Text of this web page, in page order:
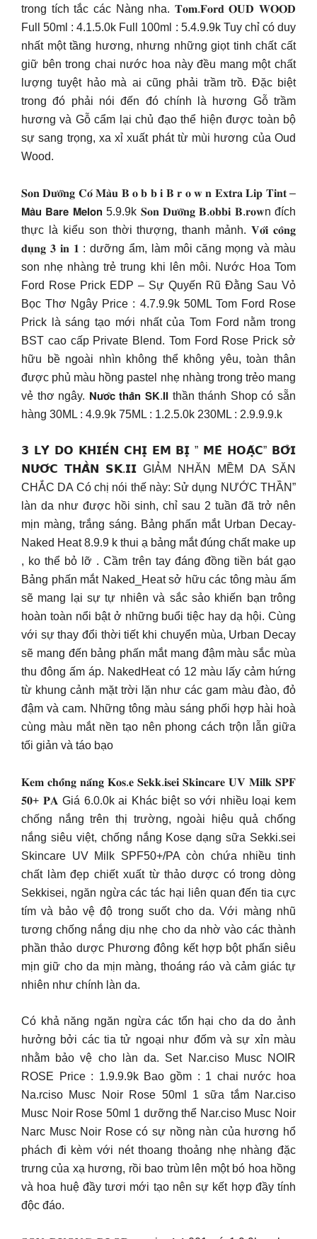
trong tích tắc các Nàng nha. 𝐓𝐨𝐦.𝐅𝐨𝐫𝐝 𝐎𝐔𝐃 𝐖𝐎𝐎𝐃
Full 50ml : 4.1.5.0k Full 100ml : 5.4.9.9k Tuy chỉ có duy
nhất một tầng hương, nhưng những giọt tinh chất cất
giữ bên trong chai nước hoa này đều mang một chất
lượng tuyệt hảo mà ai cũng phải trầm trồ. Đặc biệt
trong đó phải nói đến đó chính là hương Gỗ trầm
hương và Gỗ cẩm lại chủ đạo thể hiện được toàn bộ
sự sang trọng, xa xỉ xuất phát từ mùi hương của Oud
Wood.
𝐒𝐨𝐧 𝐃𝐮̛𝐨̛̃𝐧𝐠 𝐂𝐨́ 𝐌𝐚̀𝐮 𝐁 𝐨 𝐛 𝐛 𝐢 𝐁 𝐫 𝐨 𝐰 𝐧 𝐄𝐱𝐭𝐫𝐚 𝐋𝐢𝐩 𝐓𝐢𝐧𝐭 –
𝗠𝗮̀𝘂 𝗕𝗮𝗿𝗲 𝗠𝗲𝗹𝗼𝗻 5.9.9k 𝐒𝐨𝐧 𝐃𝐮̛𝐨̛̃𝐧𝐠 𝐁.𝐨𝐛𝐛𝐢 𝐁.𝐫𝐨𝐰n đích
thực là kiểu son thời thượng, thanh mảnh. 𝐕𝐨̛́𝐢 𝐜𝐨̂𝐧𝐠
𝐝𝐮̣𝐧𝐠 𝟑 𝐢𝐧 𝟏 : dưỡng ẩm, làm môi căng mọng và màu
son nhẹ nhàng trẻ trung khi lên môi. Nước Hoa Tom
Ford Rose Prick EDP – Sự Quyến Rũ Đằng Sau Vỏ
Bọc Thơ Ngây Price : 4.7.9.9k 50ML Tom Ford Rose
Prick là sáng tạo mới nhất của Tom Ford nằm trong
BST cao cấp Private Blend. Tom Ford Rose Prick sở
hữu bề ngoài nhìn không thể không yêu, toàn thân
được phủ màu hồng pastel nhẹ nhàng trong trẻo mang
vẻ thơ ngây. 𝗡𝘂̛𝗼̛́𝗰 𝘁𝗵𝗮̂̀𝗻 𝗦𝗞.𝗜𝗜 thần thánh Shop có sẵn
hàng 30ML : 4.9.9k 75ML : 1.2.5.0k 230ML : 2.9.9.9.k
𝟯 𝗟𝗬́ 𝗗𝗢 𝗞𝗛𝗜𝗘̂́𝗡 𝗖𝗛𝗜̣ 𝗘𝗠 𝗕𝗜̣ ” 𝗠𝗘̂ 𝗛𝗢𝗔̣̆𝗖” 𝗕𝗢̛̉𝗜
𝗡𝗨̛𝗢̛́𝗖 𝗧𝗛𝗔̂̀𝗡 𝗦𝗞.𝗜𝗜 GIẢM NHĂN MỀM DA SĂN
CHẮC DA Có chị nói thế này: Sử dụng NƯỚC THẦN”
làn da như được hồi sinh, chỉ sau 2 tuần đã trở nên
mịn màng, trắng sáng. Bảng phấn mắt Urban Decay-
Naked Heat 8.9.9 k thui ạ bảng mắt đúng chất make up
, ko thể bỏ lỡ . Cầm trên tay đáng đồng tiền bát gạo
Bảng phấn mắt Naked_Heat sở hữu các tông màu ấm
sẽ mang lại sự tự nhiên và sắc sảo khiến bạn trông
hoàn toàn nổi bật ở những buổi tiệc hay dạ hội. Cùng
với sự thay đổi thời tiết khi chuyển mùa, Urban Decay
sẽ mang đến bảng phấn mắt mang đậm màu sắc mùa
thu đông ấm áp. NakedHeat có 12 màu lấy cảm hứng
từ khung cảnh mặt trời lặn như các gam màu đào, đỏ
đậm và cam. Những tông màu sáng phối hợp hài hoà
cùng màu mắt nền tạo nên phong cách trộn lẫn giữa
tối giản và táo bạo
𝐊𝐞𝐦 𝐜𝐡𝐨̂́𝐧𝐠 𝐧𝐚̆́𝐧𝐠 𝐊𝐨𝐬.𝐞 𝐒𝐞𝐤𝐤.𝐢𝐬𝐞𝐢 𝐒𝐤𝐢𝐧𝐜𝐚𝐫𝐞 𝐔𝐕 𝐌𝐢𝐥𝐤 𝐒𝐏𝐅
𝟓𝟎+ 𝐏𝐀 Giá 6.0.0k ai Khác biệt so với nhiều loại kem
chống nắng trên thị trường, ngoài hiệu quả chống
nắng siêu việt, chống nắng Kose dạng sữa Sekki.sei
Skincare UV Milk SPF50+/PA còn chứa nhiều tinh
chất làm đẹp chiết xuất từ thảo dược có trong dòng
Sekkisei, ngăn ngừa các tác hại liên quan đến tia cực
tím và bảo vệ độ trong suốt cho da. Với màng nhũ
tương chống nắng dịu nhẹ cho da nhờ vào các thành
phần thảo dược Phương đông kết hợp bột phấn siêu
mịn giữ cho da mịn màng, thoáng ráo và cảm giác tự
nhiên như chính làn da.
Có khả năng ngăn ngừa các tổn hại cho da do ảnh
hưởng bởi các tia tử ngoại như đốm và sự xỉn màu
nhằm bảo vệ cho làn da. Set Nar.ciso Musc NOIR
ROSE Price : 1.9.9.9k Bao gồm : 1 chai nước hoa
Na.rciso Musc Noir Rose 50ml 1 sữa tắm Nar.ciso
Musc Noir Rose 50ml 1 dưỡng thể Nar.ciso Musc Noir
Narc Musc Noir Rose có sự nồng nàn của hương hổ
phách đi kèm với nét thoang thoảng nhẹ nhàng đặc
trưng của xạ hương, rồi bao trùm lên một bó hoa hồng
và hoa huệ đầy tươi mới tạo nên sự kết hợp đầy tính
độc đáo.